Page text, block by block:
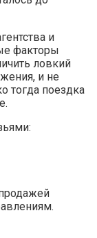
и
факторы
ловкий
и не
тогда поездка